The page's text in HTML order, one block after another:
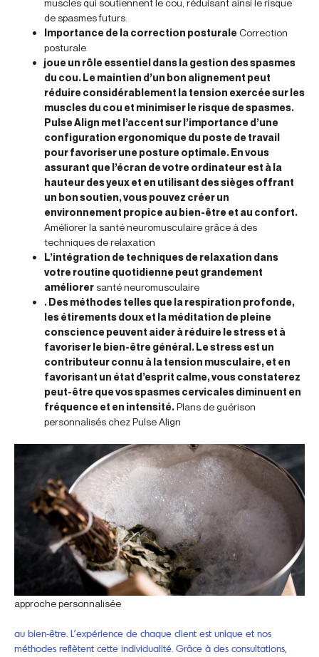
de spasmes futurs.
Importance de la correction posturaleCorrection
posturale
joue un rôle essentiel dans la gestion des spasmes
du cou. Le maintien d’un bon alignement peut
réduire considérablement la tension exercée sur les
muscles du cou et minimiser le risque de spasmes.
Pulse Align met l’accent sur l’importance d’une
configuration ergonomique du poste de travail
pour favoriser une posture optimale. En vous
assurant que l’écran de votre ordinateur est à la
hauteur des yeux et en utilisant des sièges offrant
un bon soutien, vous pouvez créer un
environnement propice au bien-être et au confort.
Améliorer la santé neuromusculaire grâce à des
techniques de relaxation
L’intégration de techniques de relaxation dans
votre routine quotidienne peut grandement
améliorer santé neuromusculaire
. Des méthodes telles que la respiration profonde,
les étirements doux et la méditation de pleine
conscience peuvent aider à réduire le stress et à
favoriser le bien-être général. Le stress est un
contributeur connu à la tension musculaire, et en
favorisant un état d’esprit calme, vous constaterez
peut-être que vos spasmes cervicales diminuent en
fréquence et en intensité.Plans de guérison
personnalisés chez Pulse Align
approche personnalisée
au bien-être. L’expérience de chaque client est unique et nos
méthodes reflètent cette individualité. Grâce à des consultations,